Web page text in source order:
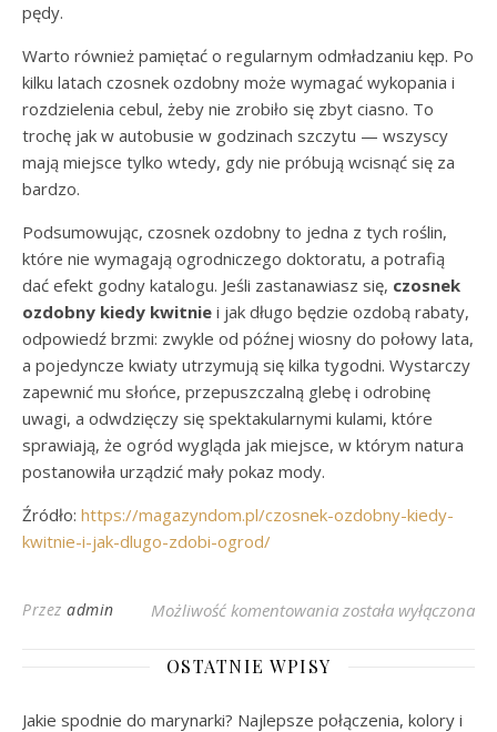
pędy.
Warto również pamiętać o regularnym odmładzaniu kęp. Po
kilku latach czosnek ozdobny może wymagać wykopania i
rozdzielenia cebul, żeby nie zrobiło się zbyt ciasno. To
trochę jak w autobusie w godzinach szczytu — wszyscy
mają miejsce tylko wtedy, gdy nie próbują wcisnąć się za
bardzo.
Podsumowując, czosnek ozdobny to jedna z tych roślin,
które nie wymagają ogrodniczego doktoratu, a potrafią
dać efekt godny katalogu. Jeśli zastanawiasz się, czosnek
ozdobny kiedy kwitnie i jak długo będzie ozdobą rabaty,
odpowiedź brzmi: zwykle od późnej wiosny do połowy lata,
a pojedyncze kwiaty utrzymują się kilka tygodni. Wystarczy
zapewnić mu słońce, przepuszczalną glebę i odrobinę
uwagi, a odwdzięczy się spektakularnymi kulami, które
sprawiają, że ogród wygląda jak miejsce, w którym natura
postanowiła urządzić mały pokaz mody.
Źródło: https://magazyndom.pl/czosnek-ozdobny-kiedy-
kwitnie-i-jak-dlugo-zdobi-ogrod/
Przez admin Możliwość komentowania Czosnek ozdobny –
została wyłączona
OSTATNIE WPISY
Jakie spodnie do marynarki? Najlepsze połączenia, kolory i